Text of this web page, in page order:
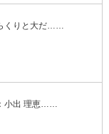
くりと大だ……
小出 理恵……